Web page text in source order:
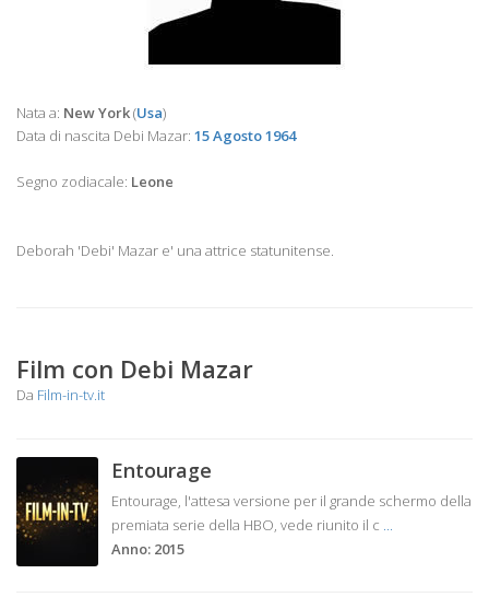
Nata a: New York(Usa)
Data di nascita Debi Mazar: 15 Agosto 1964
Segno zodiacale: Leone
Deborah 'Debi' Mazar e' una attrice statunitense.
Film con Debi Mazar
Da Film-in-tv.it
Entourage
Entourage, l'attesa versione per il grande schermo della
premiata serie della HBO, vede riunito il c ...
Anno: 2015